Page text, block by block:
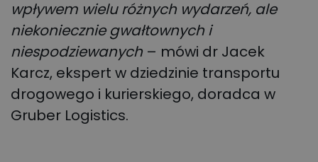
wpływem wielu różnych wydarzeń, ale
niekoniecznie gwałtownych i
niespodziewanych – mówi dr Jacek
Karcz, ekspert w dziedzinie transportu
drogowego i kurierskiego, doradca w
Gruber Logistics.